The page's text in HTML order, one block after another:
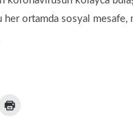
ortamda sosyal mesafe,